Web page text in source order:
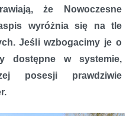
że Nowoczesne
wyróżnia się na tle
Jeśli wzbogacimy je o
dostępne w systemie,
posesji prawdziwie